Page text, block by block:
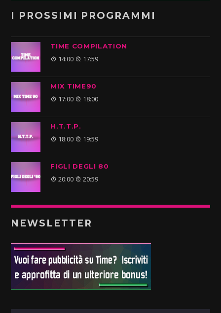
I PROSSIMI PROGRAMMI
TIME COMPILATION
14:00 17:59
MIX TIME90
17:00 18:00
H.T.T.P.
18:00 19:59
FIGLI DEGLI 80
20:00 20:59
NEWSLETTER